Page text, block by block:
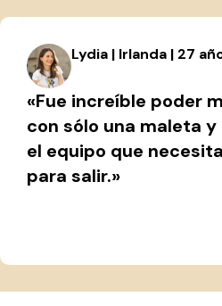
Lydia | Irlanda | 27
«Fue increíble poder
con sólo una maleta
el equipo que
para salir.»